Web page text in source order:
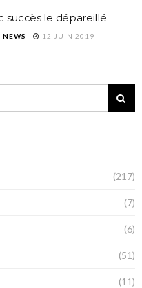
succès le dépareillé
12 JUIN 2019
(217)
(7)
(6)
(51)
(11)